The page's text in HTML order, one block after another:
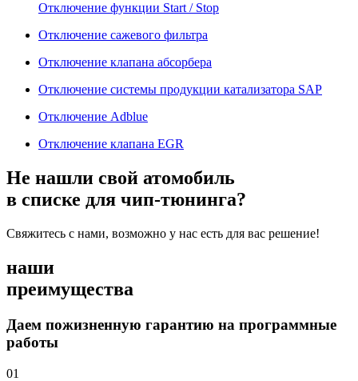
Отключение функции Start / Stop
Отключение сажевого фильтра
Отключение клапана абсорбера
Отключение системы продукции катализатора SAP
Отключение Adblue
Отключение клапана EGR
Не нашли свой атомобиль
в списке для чип-тюнинга?
Свяжитесь с нами, возможно у нас есть для вас решение!
наши
преимущества
Даем пожизненную гарантию на программные
работы
01